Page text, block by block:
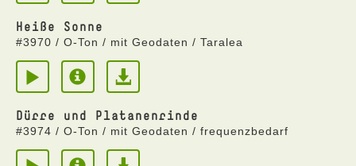
Heiße Sonne
#3970 / O-Ton / mit Geodaten / Taralea
Dürre und Platanenrinde
#3974 / O-Ton / mit Geodaten / frequenzbedarf